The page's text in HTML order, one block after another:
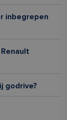
inbegrepen
godrive?